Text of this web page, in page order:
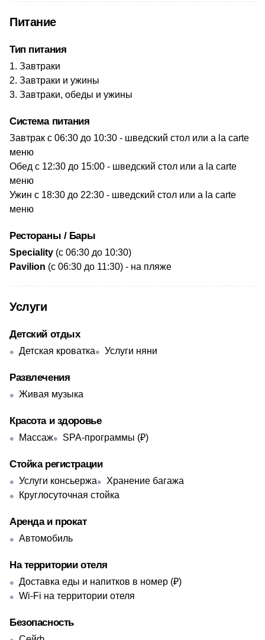
Питание
Тип питания
Завтраки
Завтраки и ужины
Завтраки, обеды и ужины
Система питания
​Завтрак с 06:30 до 10:30 - шведский стол или a la carte
меню
Обед с 12:30 до 15:00 - шведский стол или a la carte
меню
Ужин с 18:30 до 22:30 - шведский стол или a la carte
меню
Рестораны / Бары
Speciality (с 06:30 до 10:30)
​Pavilion (с 06:30 до 11:30) - на пляже
Услуги
Детский отдых
Детская кроватка Услуги няни
Развлечения
Живая музыка
Красота и здоровье
Массаж SPA-программы (₽)
Стойка регистрации
Услуги консьержа
Хранение багажа
Круглосуточная стойка
Аренда и прокат
Автомобиль
На территории отеля
Доставка еды и напитков в номер (₽)
Wi-Fi на территории отеля
Безопасность